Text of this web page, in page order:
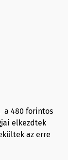
a 480 forintos
elkezdtek
az erre